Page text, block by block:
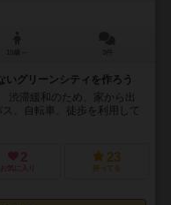
いグリーンシティを作ろう
渋滞緩和のため、家から出
、自転車、徒歩を利用して
2
お気に入り
23
持ってる